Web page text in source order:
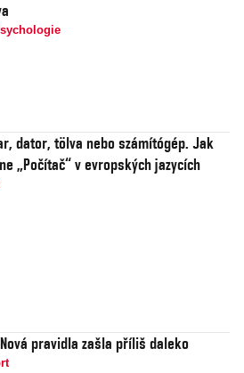
dator, tölva nebo számítógép. Jak
„Počítač“ v evropských jazycích
pravidla zašla příliš daleko